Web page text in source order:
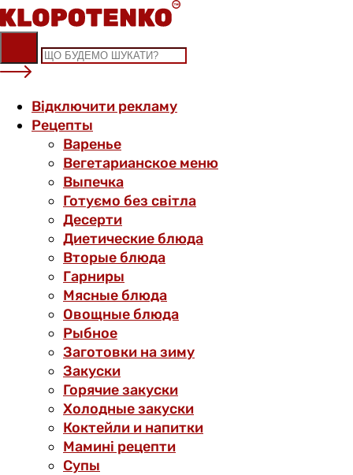
Skip
to
content
Відключити рекламу
Рецепты
Варенье
Вегетарианское меню
Выпечка
Готуємо без світла
Десерти
Диетические блюда
Вторые блюда
Гарниры
Мясные блюда
Овощные блюда
Рыбное
Заготовки на зиму
Закуски
Горячие закуски
Холодные закуски
Коктейли и напитки
Мамині рецепти
Супы